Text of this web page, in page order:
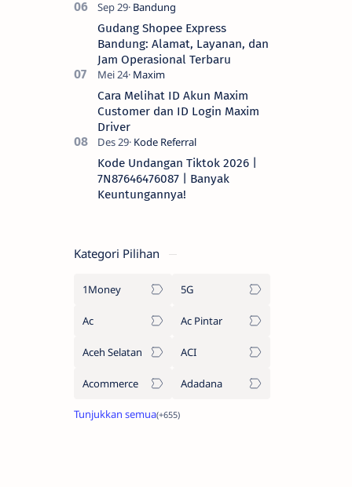
Gudang Shopee Express
Bandung: Alamat, Layanan, dan
Jam Operasional Terbaru
Cara Melihat ID Akun Maxim
Customer dan ID Login Maxim
Driver
Kode Undangan Tiktok 2026 |
7N87646476087 | Banyak
Keuntungannya!
Kategori Pilihan
1Money 5G
Ac Ac Pintar
Aceh Selatan ACI
Acommerce Adadana